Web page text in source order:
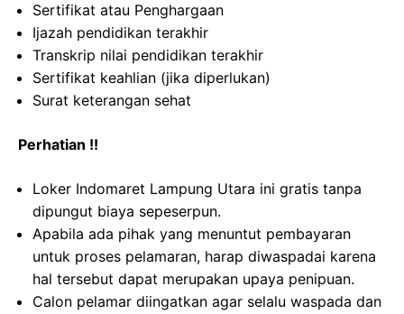
Sertifikat atau Penghargaan
Ijazah pendidikan terakhir
Transkrip nilai pendidikan terakhir
Sertifikat keahlian (jika diperlukan)
Surat keterangan sehat
Perhatian !!
Loker Indomaret Lampung Utara ini gratis tanpa
dipungut biaya sepeserpun.
Apabila ada pihak yang menuntut pembayaran
untuk proses pelamaran, harap diwaspadai karena
hal tersebut dapat merupakan upaya penipuan.
Calon pelamar diingatkan agar selalu waspada dan